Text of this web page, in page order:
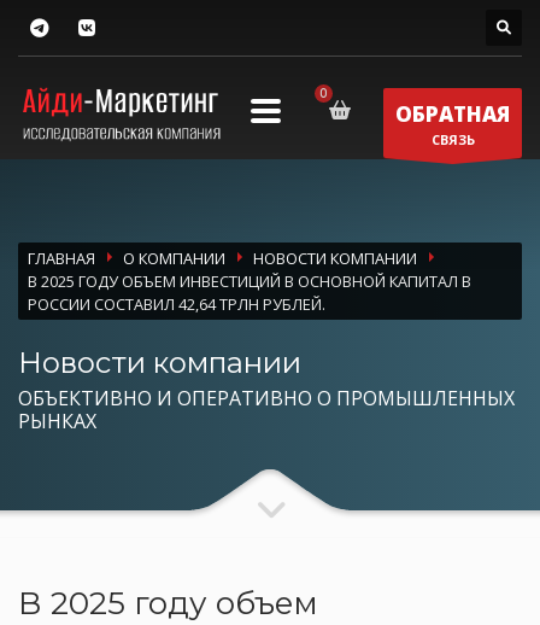
ОБРАТНАЯ
СВЯЗЬ
ГЛАВНАЯ О КОМПАНИИ
НОВОСТИ КОМПАНИИ
В 2025 ГОДУ ОБЪЕМ ИНВЕСТИЦИЙ В ОСНОВНОЙ КАПИТАЛ В
РОССИИ СОСТАВИЛ 42,64 ТРЛН РУБЛЕЙ.
Новости компании
ОБЪЕКТИВНО И ОПЕРАТИВНО О ПРОМЫШЛЕННЫХ
РЫНКАХ
В 2025 году объем